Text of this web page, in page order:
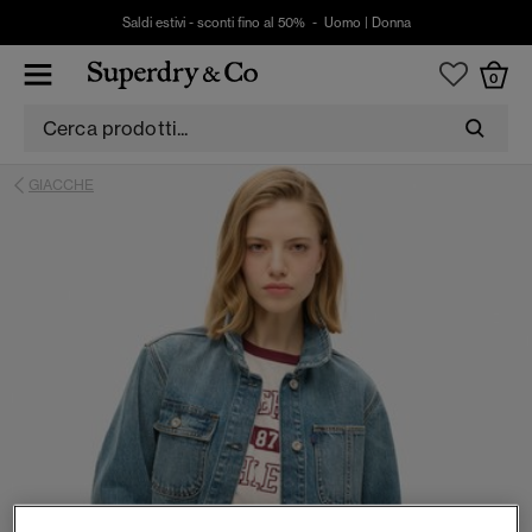
Saldi estivi - sconti fino al 50% - Uomo Donna
0
GIACCHE